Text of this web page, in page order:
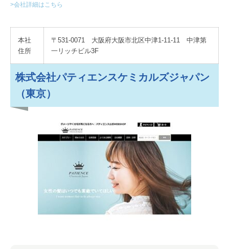
>会社詳細はこちら
本社
住所
〒531-0071 大阪府大阪市北区中津1-11-11 中津第
一リッチビル3F
株式会社パティエンスケミカルズジャパン
（東京）